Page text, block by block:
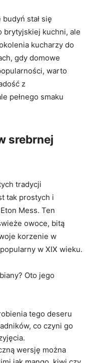
stał się
brytyjskiej kuchni, ale
kucharzy do
gdy domowe
warto
z
pełnego smaku
srebrnej
tradycji
tak prostych i
Mess. Ten
owoce, bitą
korzenie w
w XIX wieku.
Oto jego
tego deseru
co czyni go
wersję można